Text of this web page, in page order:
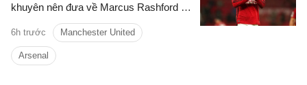
khuyên nên đưa về Marcus Rashford từ
MU để nâng cấp hàng lang cánh.
6h trước Manchester United
Arsenal